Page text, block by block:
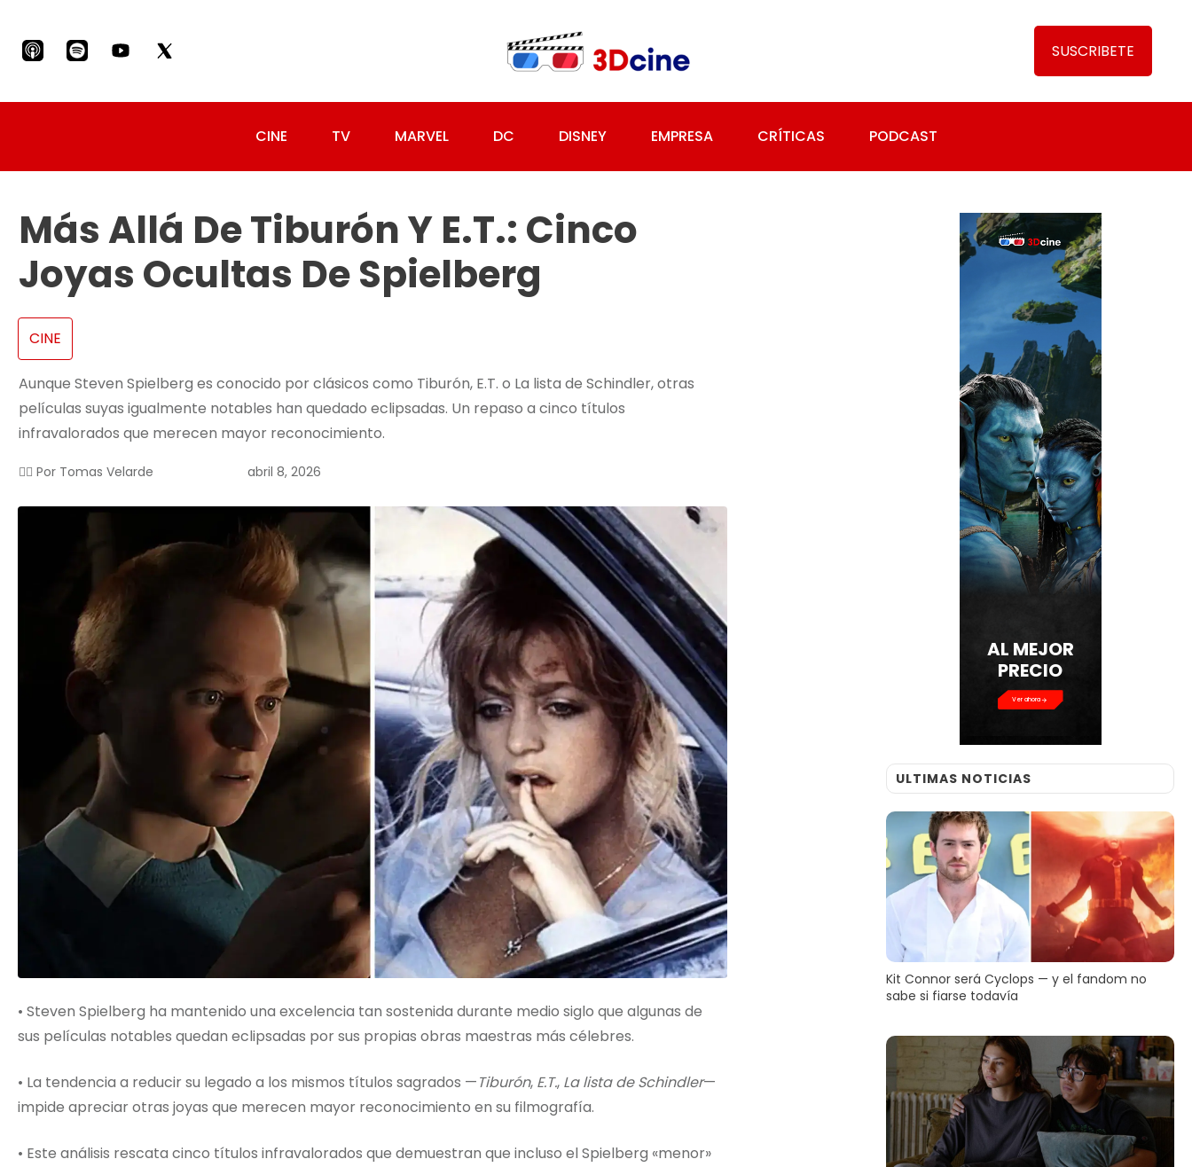
SUSCRIBETE
CINE TV MARVEL DC DISNEY EMPRESA CRÍTICAS PODCAST
Más Allá De Tiburón Y E.T.: Cinco
Joyas Ocultas De Spielberg
CINE
Aunque Steven Spielberg es conocido por clásicos como Tiburón, E.T. o La lista de Schindler, otras
películas suyas igualmente notables han quedado eclipsadas. Un repaso a cinco títulos
infravalorados que merecen mayor reconocimiento.
✍🏻 Por Tomas Velarde abril 8, 2026
• Steven Spielberg ha mantenido una excelencia tan sostenida durante medio siglo que algunas de
sus películas notables quedan eclipsadas por sus propias obras maestras más célebres.
• La tendencia a reducir su legado a los mismos títulos sagrados —Tiburón, E.T., La lista de Schindler—
impide apreciar otras joyas que merecen mayor reconocimiento en su filmografía.
• Este análisis rescata cinco títulos infravalorados que demuestran que incluso el Spielberg «menor»
AL MEJOR
PRECIO
Ver ahora
ULTIMAS NOTICIAS
Kit Connor será Cyclops — y el fandom no
sabe si fiarse todavía